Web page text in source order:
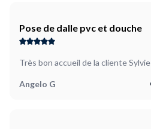
Pose de dalle pvc et douche
Très bon accueil de la cliente Sylvie
Angelo G